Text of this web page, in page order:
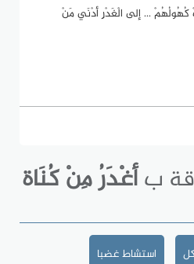
كُهُولُهُمْ ... إلى الْغَدْرِ أدْنَي مَنْ
بأغْدَرُ مِنْ كُنَاة
استشاط غضبا